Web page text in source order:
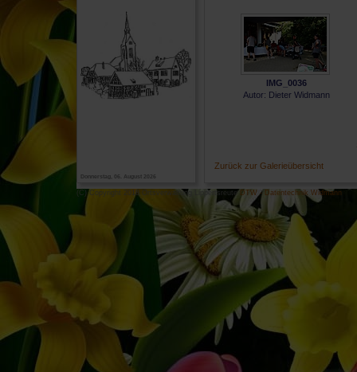
IMG_0036
Autor: Dieter Widmann
Zurück zur Galerieübersicht
Donnerstag, 06. August 2026
(C) Copyright 2018 Ortsverwaltung Lippertsreute DTW - Datentechnik Widmann